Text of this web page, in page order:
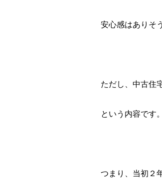
安心感はありそ
ただし、中古住
という内容です。
つまり、当初２